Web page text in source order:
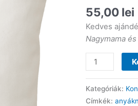
55,00 lei
Kedves
Nagymama
Nagymama
és
házirendje
Kategóriák:
Címkék: